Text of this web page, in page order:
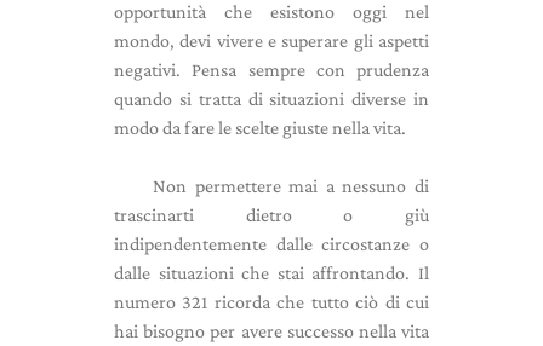
opportunità che esistono oggi nel
mondo, devi vivere e superare gli aspetti
negativi. Pensa sempre con prudenza
quando si tratta di situazioni diverse in
modo da fare le scelte giuste nella vita.
Non permettere mai a nessuno di
trascinarti dietro o giù
indipendentemente dalle circostanze o
dalle situazioni che stai affrontando. Il
numero 321 ricorda che tutto ciò di cui
hai bisogno per avere successo nella vita